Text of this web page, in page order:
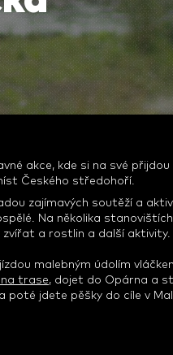
akce, kde si na své
Českého středohoří.
zajímavých soutěží a
Na několika
zvířat a rostlin a další aktivity.
malebným údolím
trase, dojet do Opárna a
a poté jdete pěšky do cíle v